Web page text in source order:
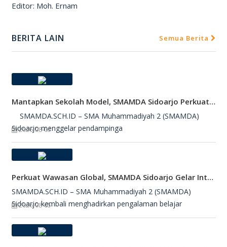
Editor: Moh. Ernam
BERITA LAIN Semua Berita
Mantapkan Sekolah Model, SMAMDA Sidoarjo Perkuat Pembelajaran Mendalam Dan KKA
SMAMDA.SCH.ID – SMA Muhammadiyah 2 (SMAMDA)
Sidoarjo menggelar pendampinga
2026-08-05
Perkuat Wawasan Global, SMAMDA Sidoarjo Gelar International Talk Show Bersama Mahasiswa Turki
SMAMDA.SCH.ID – SMA Muhammadiyah 2 (SMAMDA)
Sidoarjo kembali menghadirkan pengalaman belajar
2026-08-05